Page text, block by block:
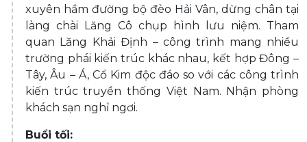
xuyên hầm đường bộ đèo Hải Vân, dừng chân tại
làng chài Lăng Cô chụp hình lưu niệm. Tham
quan Lăng Khải Định – công trình mang nhiều
trường phái kiến trúc khác nhau, kết hợp Đông –
Tây, Âu – Á, Cổ Kim độc đáo so với các công trình
kiến trúc truyền thống Việt Nam. Nhận phòng
khách sạn nghỉ ngơi.
Buổi tối: